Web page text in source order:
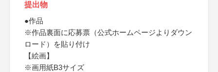
提出物
●作品
※作品裏面に応募票（公式ホームページよりダウン
ロード）を貼り付け
【絵画】
※画用紙B3サイズ